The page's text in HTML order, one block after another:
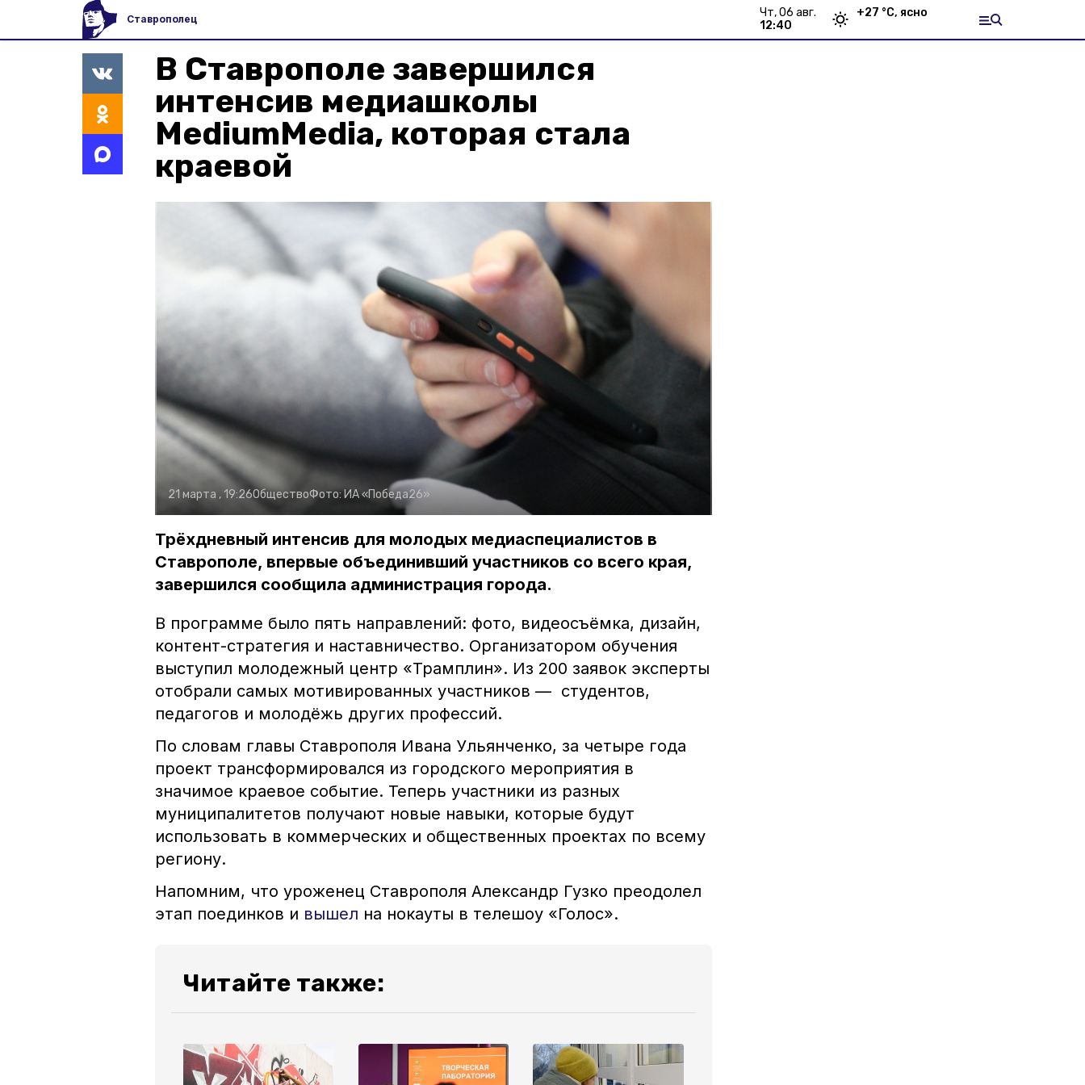
Ставрополец
чт, 06 авг.
12:40
+27 °С, ясно
В Ставрополе завершился
интенсив медиашколы
MediumMedia, которая стала
краевой
21 марта , 19:26ОбществоФото:ИА «Победа26»
Трёхдневный интенсив для молодых медиаспециалистов в
Ставрополе, впервые объединивший участников со всего края,
завершился сообщила администрация города.
В программе было пять направлений: фото, видеосъёмка, дизайн,
контент-стратегия и наставничество. Организатором обучения
выступил молодежный центр «Трамплин». Из 200 заявок эксперты
отобрали самых мотивированных участников — студентов,
педагогов и молодёжь других профессий.
По словам главы Ставрополя Ивана Ульянченко, за четыре года
проект трансформировался из городского мероприятия в
значимое краевое событие. Теперь участники из разных
муниципалитетов получают новые навыки, которые будут
использовать в коммерческих и общественных проектах по всему
региону.
Напомним, что уроженец Ставрополя Александр Гузко преодолел
этап поединков и вышел на нокауты в телешоу «Голос».
Читайте также: